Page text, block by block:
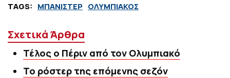
TAGS: ΜΠΑΝΙΣΤΕΡ ΟΛΥΜΠΙΑΚΟΣ
Σχετικά Άρθρα
Τέλος ο Πέριν από τον Ολυμπιακό
Το ρόστερ της επόμενης σεζόν